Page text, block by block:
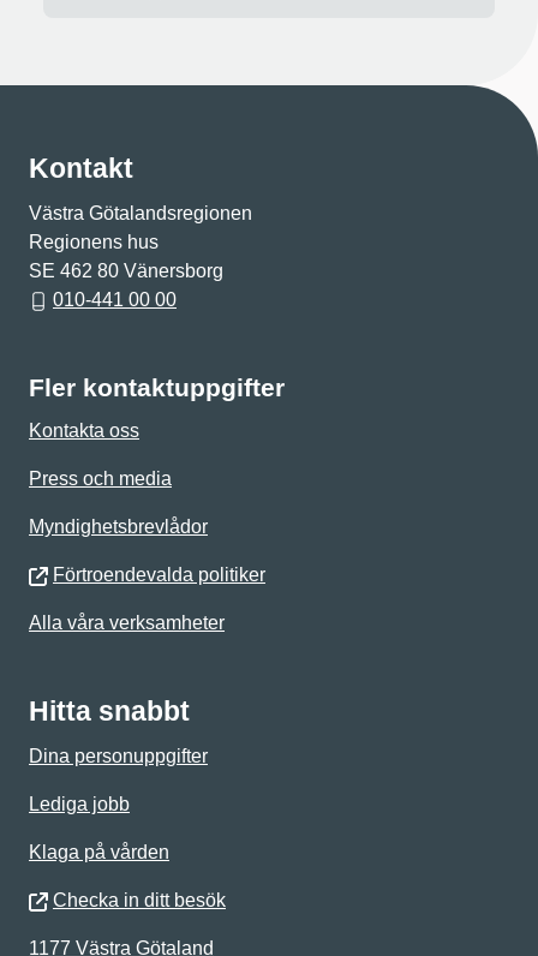
Kontakt
Västra Götalandsregionen
Regionens hus
SE 462 80 Vänersborg
010-441 00 00
Fler kontaktuppgifter
Kontakta oss
Press och media
Myndighetsbrevlådor
Förtroendevalda politiker
Alla våra verksamheter
Hitta snabbt
Dina personuppgifter
Lediga jobb
Klaga på vården
Checka in ditt besök
1177 Västra Götaland